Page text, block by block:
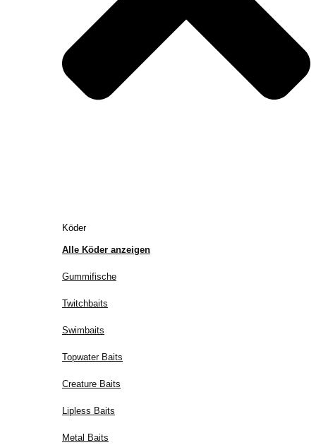
Köder
Alle Köder anzeigen
Gummifische
Twitchbaits
Swimbaits
Topwater Baits
Creature Baits
Lipless Baits
Metal Baits